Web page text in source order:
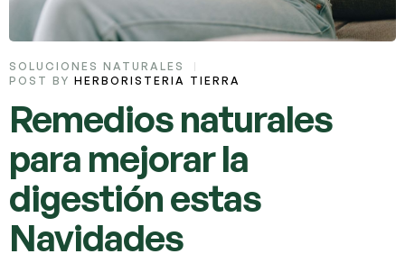
SOLUCIONES NATURALES
POST BY HERBORISTERIA TIERRA
Remedios naturales
para mejorar la
digestión estas
Navidades